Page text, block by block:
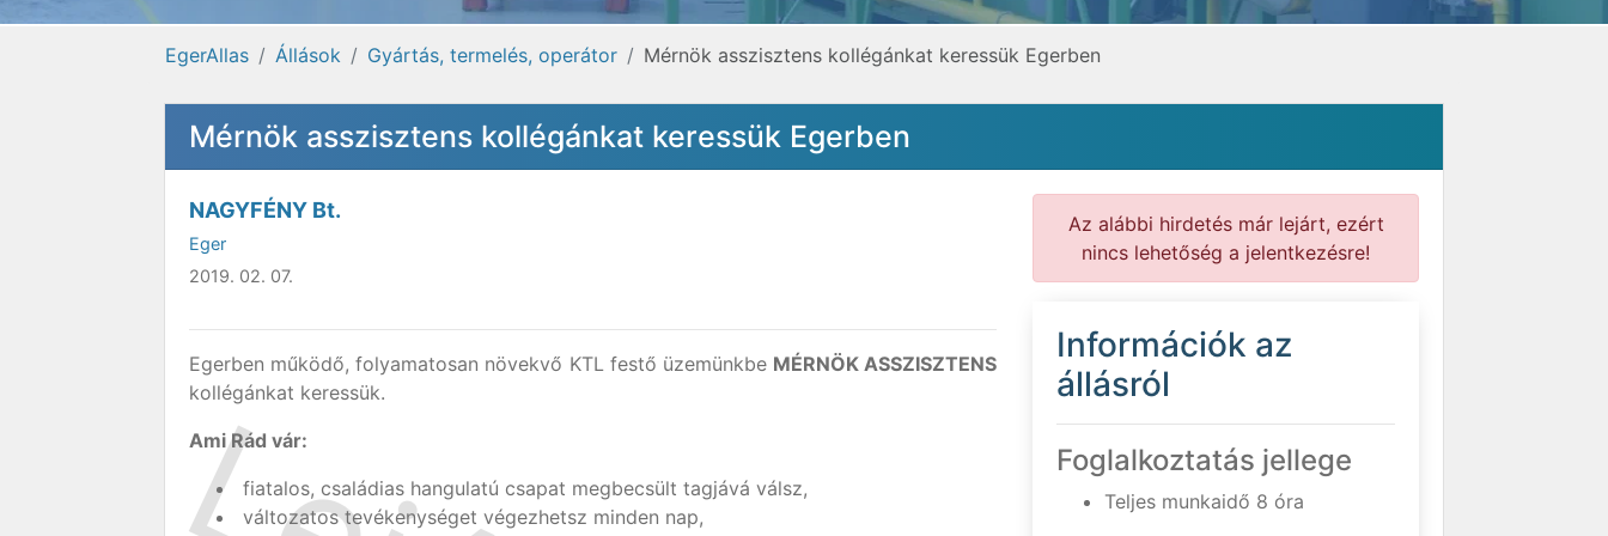
EgerAllas Állások Gyártás, termelés, operátor Mérnök asszisztens kollégánkat keressük Egerben
Mérnök asszisztens kollégánkat keressük Egerben
NAGYFÉNY Bt.
Eger
2019. 02. 07.
Egerben működő, folyamatosan növekvő KTL festő üzemünkbe MÉRNÖK ASSZISZTENS
kollégánkat keressük.
Ami Rád vár:
fiatalos, családias hangulatú csapat megbecsült tagjává válsz,
változatos tevékenységet végezhetsz minden nap,
Az alábbi hirdetés már lejárt, ezért
nincs lehetőség a jelentkezésre!
Információk az
állásról
Foglalkoztatás jellege
Teljes munkaidő 8 óra